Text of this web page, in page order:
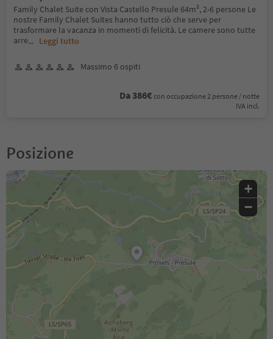
Family Chalet Suite con Vista Castello Presule 64m², 2-6 persone Le
nostre Family Chalet Suites hanno tutto ciò che serve per
trasformare la vacanza in momenti di felicità. Le camere sono tutte
arre... Leggi tutto
Massimo 6 ospiti
Da 386€ con occupazione 2 persone / notte
IVA incl.
Posizione
+
−